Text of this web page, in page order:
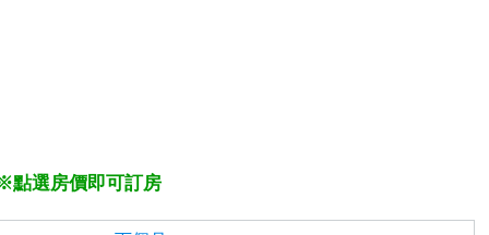
點選房價即可訂房